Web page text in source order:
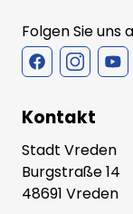
Folgen Sie uns
Kontakt
Stadt Vreden
Burgstraße 14
48691 Vreden